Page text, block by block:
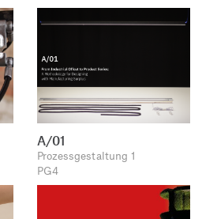
A/01
Prozessgestaltung 1
PG4